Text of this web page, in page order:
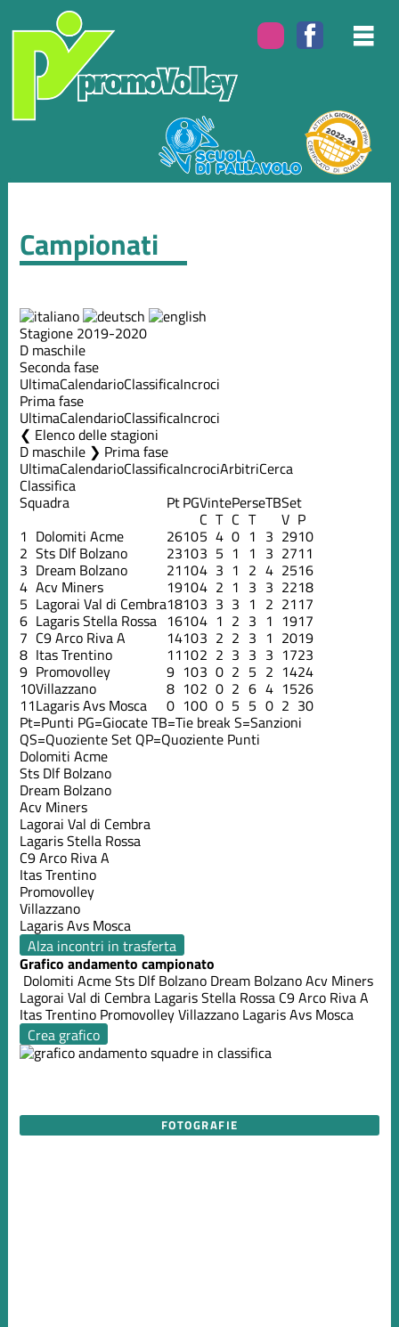
Campionati
Stagione 2019-2020
D maschile
Seconda fase
UltimaCalendarioClassificaIncroci
Prima fase
UltimaCalendarioClassificaIncroci
Elenco delle stagioni
D maschile ❯ Prima fase
UltimaCalendarioClassificaIncrociArbitriCerca
Classifica
Squadra PtPGVintePerseTBSet
C T C T V P
1 Dolomiti Acme 26105 4 0 1 3 2910
2 Sts Dlf Bolzano 23103 5 1 1 3 2711
3 Dream Bolzano 21104 3 1 2 4 2516
4 Acv Miners 19104 2 1 3 3 2218
5 Lagorai Val di Cembra18103 3 3 1 2 2117
6 Lagaris Stella Rossa 16104 1 2 3 1 1917
7 C9 Arco Riva A 14103 2 2 3 1 2019
8 Itas Trentino 11102 2 3 3 3 1723
9 Promovolley 9 103 0 2 5 2 1424
10Villazzano 8 102 0 2 6 4 1526
11Lagaris Avs Mosca 0 100 0 5 5 0 2 30
Pt=Punti PG=GiocateTB=Tie breakS=Sanzioni
QS=Quoziente Set QP=Quoziente Punti
Dolomiti Acme
Sts Dlf Bolzano
Dream Bolzano
Acv Miners
Lagorai Val di Cembra
Lagaris Stella Rossa
C9 Arco Riva A
Itas Trentino
Promovolley
Villazzano
Lagaris Avs Mosca
Alza incontri in trasferta
Grafico andamento campionato
Dolomiti AcmeSts Dlf Bolzano Dream BolzanoAcv Miners
Lagorai Val di Cembra Lagaris Stella Rossa C9 Arco Riva A
Itas Trentino PromovolleyVillazzano Lagaris Avs Mosca
Crea grafico
FOTOGRAFIE